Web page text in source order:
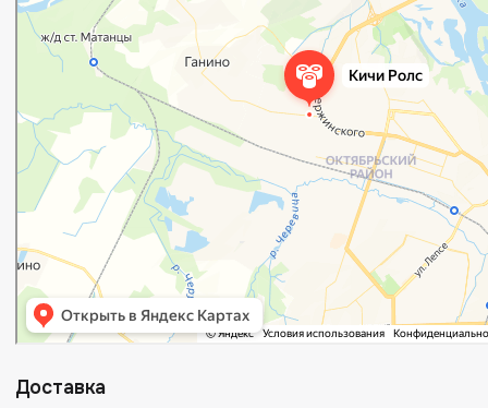
Доставка